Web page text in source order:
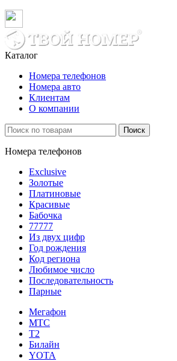
Каталог
Номера телефонов
Номера авто
Клиентам
О компании
Поиск
Номера телефонов
Exclusive
Золотые
Платиновые
Красивые
Бабочка
77777
Из двух цифр
Год рождения
Код региона
Любимое число
Последовательность
Парные
Мегафон
МТС
Т2
Билайн
YOTA